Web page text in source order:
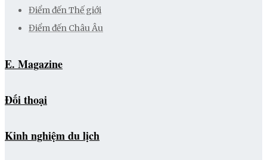
Điểm đến Thế giới
Điểm đến Châu Âu
E. Magazine
Đối thoại
Kinh nghiệm du lịch